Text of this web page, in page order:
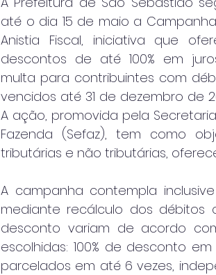
até o dia 15 de maio a
Anistia Fiscal, iniciativa que
descontos de até 100% em
multa para contribuintes com
vencidos até 31 de dezembro de
A ação, promovida pela
Fazenda (Sefaz), tem como
tributárias e não tributárias,
A campanha contempla
mediante recálculo dos débitos
desconto variam de acordo
escolhidas: 100% de desconto
parcelados em até 6 vezes,